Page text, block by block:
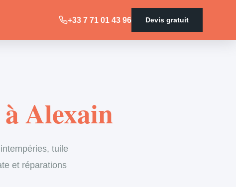
+33 7 71 01 43 96 Devis gratuit
Alexain
tuile
et réparations